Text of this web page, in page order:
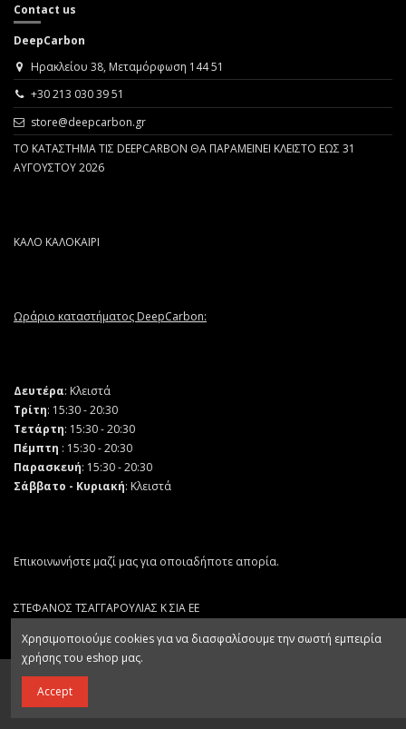
Contact us
DeepCarbon
Ηρακλείου 38, Μεταμόρφωση 144 51
+30 213 030 39 51
store@deepcarbon.gr
ΤΟ ΚΑΤΑΣΤΗΜΑ ΤΙΣ DEEPCARBON ΘΑ ΠΑΡΑΜΕΙΝΕΙ ΚΛΕΙΣΤΟ ΕΩΣ 31
ΑΥΓΟΥΣΤΟΥ 2026
ΚΑΛΟ ΚΑΛΟΚΑΙΡΙ
Ωράριο καταστήματος DeepCarbon:
Δευτέρα: Κλειστά
Τρίτη: 15:30 - 20:30
Τετάρτη: 15:30 - 20:30
Πέμπτη : 15:30 - 20:30
Παρασκευή: 15:30 - 20:30
Σάββατο - Κυριακή: Κλειστά
Επικοινωνήστε μαζί μας για οποιαδήποτε απορία.
ΣΤΕΦΑΝΟΣ ΤΣΑΓΓΑΡΟΥΛΙΑΣ Κ ΣΙΑ ΕΕ
Χρησιμοποιούμε cookies για να διασφαλίσουμε την σωστή εμπειρία
χρήσης του eshop μας.
Accept